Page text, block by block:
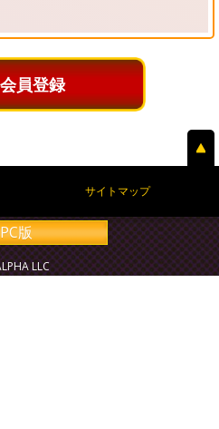
員登録
サイトマップ
PC版
LLC